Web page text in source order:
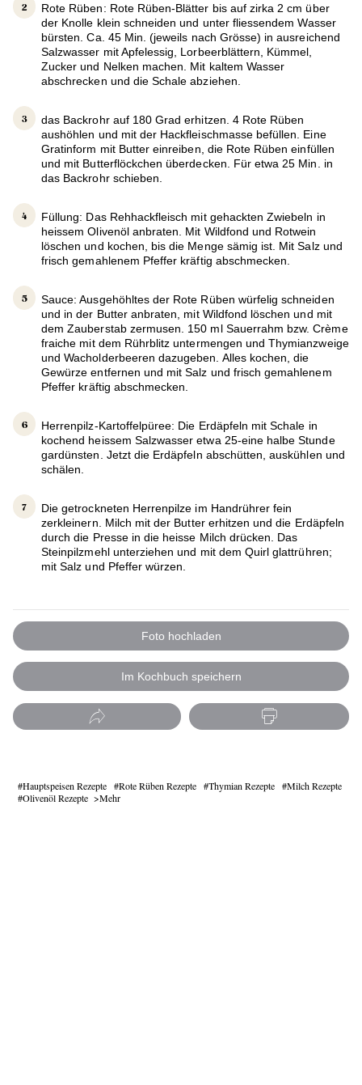
Rote Rüben: Rote Rüben-Blätter bis auf zirka 2 cm über
der Knolle klein schneiden und unter fliessendem Wasser
bürsten. Ca. 45 Min. (jeweils nach Grösse) in ausreichend
Salzwasser mit Apfelessig, Lorbeerblättern, Kümmel,
Zucker und Nelken machen. Mit kaltem Wasser
abschrecken und die Schale abziehen.
das Backrohr auf 180 Grad erhitzen. 4 Rote Rüben
aushöhlen und mit der Hackfleischmasse befüllen. Eine
Gratinform mit Butter einreiben, die Rote Rüben einfüllen
und mit Butterflöckchen überdecken. Für etwa 25 Min. in
das Backrohr schieben.
Füllung: Das Rehhackfleisch mit gehackten Zwiebeln in
heissem Olivenöl anbraten. Mit Wildfond und Rotwein
löschen und kochen, bis die Menge sämig ist. Mit Salz und
frisch gemahlenem Pfeffer kräftig abschmecken.
Sauce: Ausgehöhltes der Rote Rüben würfelig schneiden
und in der Butter anbraten, mit Wildfond löschen und mit
dem Zauberstab zermusen. 150 ml Sauerrahm bzw. Crème
fraiche mit dem Rührblitz untermengen und Thymianzweige
und Wacholderbeeren dazugeben. Alles kochen, die
Gewürze entfernen und mit Salz und frisch gemahlenem
Pfeffer kräftig abschmecken.
Herrenpilz-Kartoffelpüree: Die Erdäpfeln mit Schale in
kochend heissem Salzwasser etwa 25-eine halbe Stunde
gardünsten. Jetzt die Erdäpfeln abschütten, auskühlen und
schälen.
Die getrockneten Herrenpilze im Handrührer fein
zerkleinern. Milch mit der Butter erhitzen und die Erdäpfeln
durch die Presse in die heisse Milch drücken. Das
Steinpilzmehl unterziehen und mit dem Quirl glattrühren;
mit Salz und Pfeffer würzen.
Foto hochladen
Im Kochbuch speichern
Hauptspeisen Rezepte Rote Rüben Rezepte Thymian Rezepte
Milch Rezepte
Olivenöl Rezepte
Mehr